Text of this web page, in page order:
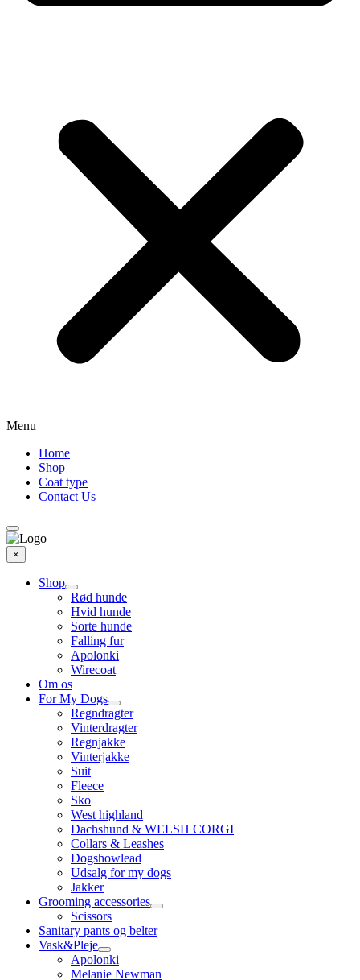
Menu
Home
Shop
Coat type
Contact Us
×
Shop
Rød hunde
Hvid hunde
Sorte hunde
Falling fur
Apolonki
Wirecoat
Om os
For My Dogs
Regndragter
Vinterdragter
Regnjakke
Vinterjakke
Suit
Fleece
Sko
West highland
Dachshund & WELSH CORGI
Collars & Leashes
Dogshowlead
Udsalg for my dogs
Jakker
Grooming accessories
Scissors
Sanitary pants og belter
Vask&Pleje
Apolonki
Melanie Newman